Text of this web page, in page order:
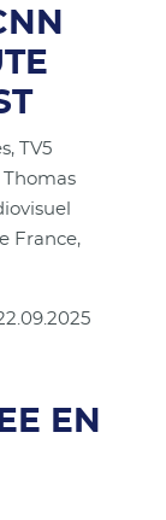
TV5
France,
EN